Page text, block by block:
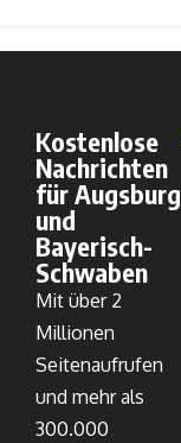
Kostenlose
Nachrichten
für Augsburg
und
Bayerisch-
Schwaben
Mit über 2
Millionen
Seitenaufrufen
und mehr als
300.000